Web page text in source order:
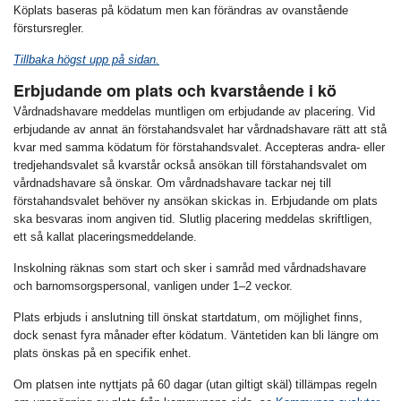
Köplats baseras på ködatum men kan förändras av ovanstående
förstursregler.
Tillbaka högst upp på sidan.
Erbjudande om plats och kvarstående i kö
Vårdnadshavare meddelas muntligen om erbjudande av placering. Vid
erbjudande av annat än förstahandsvalet har vårdnadshavare rätt att stå
kvar med samma ködatum för förstahandsvalet. Accepteras andra- eller
tredjehandsvalet så kvarstår också ansökan till förstahandsvalet om
vårdnadshavare så önskar. Om vårdnadshavare tackar nej till
förstahandsvalet behöver ny ansökan skickas in. Erbjudande om plats
ska besvaras inom angiven tid. Slutlig placering meddelas skriftligen,
ett så kallat placeringsmeddelande.
Inskolning räknas som start och sker i samråd med vårdnadshavare
och barnomsorgspersonal, vanligen under 1–2 veckor.
Plats erbjuds i anslutning till önskat startdatum, om möjlighet finns,
dock senast fyra månader efter ködatum. Väntetiden kan bli längre om
plats önskas på en specifik enhet.
Om platsen inte nyttjats på 60 dagar (utan giltigt skäl) tillämpas regeln